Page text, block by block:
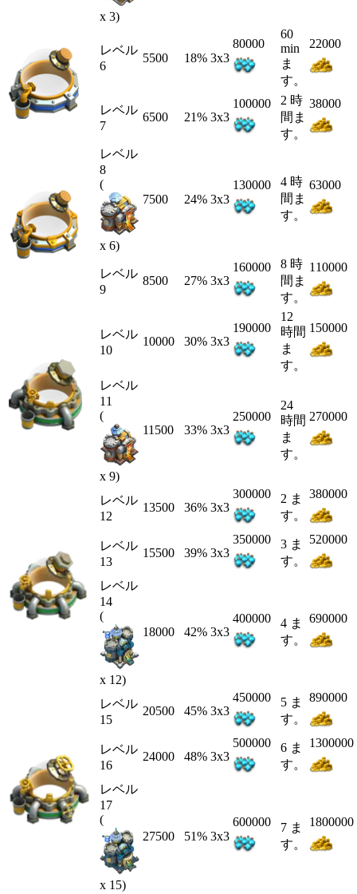
x 3)
レベル
6
5500 18% 3x3
80000
60
min
ま
す。
22000
レベル
7
6500 21% 3x3
100000
2 時
間ま
す。
38000
レベル
8
(
x 6)
7500 24% 3x3
130000
4 時
間ま
す。
63000
レベル
9
8500 27% 3x3
160000
8 時
間ま
す。
110000
レベル
10
10000 30% 3x3
190000
12
時間
ま
す。
150000
レベル
11
(
x 9)
11500 33% 3x3
250000
24
時間
ま
す。
270000
レベル
12
13500 36% 3x3
300000
2 ま
す。
380000
レベル
13
15500 39% 3x3
350000
3 ま
す。
520000
レベル
14
(
x 12)
18000 42% 3x3
400000
4 ま
す。
690000
レベル
15
20500 45% 3x3
450000
5 ま
す。
890000
レベル
16
24000 48% 3x3
500000
6 ま
す。
1300000
レベル
17
(
x 15)
27500 51% 3x3
600000
7 ま
す。
1800000